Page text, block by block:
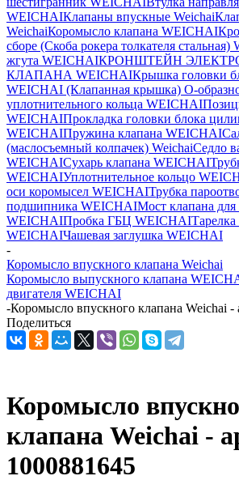
WEICHAIКлапаны впускные Weichai
WeichaiКоромысло клапана WEICHAI
сборе (Скоба рокера толкателя стальная)
жгута WEICHAIКРОНШТЕЙН
КЛАПАНА WEICHAIКрышка головки
WEICHAI (Клапанная крышка) О-
уплотнительного кольца WEICHAI
WEICHAIПрокладка головки блока
WEICHAIПружина клапана WEICHAI
(маслосъемный колпачек) WeichaiСедло
WEICHAIСухарь клапана WEICHAI
WEICHAIУплотнительное кольцо
оси коромысел WEICHAIТрубка
подшипника WEICHAIМост клапана
WEICHAIПробка ГБЦ WEICHAI
WEICHAIЧашевая заглушка WEICHAI
-
Коромысло впускного клапана Weichai
Коромысло выпускного клапана
двигателя WEICHAI
-Коромысло впускного клапана Weichai -
Поделиться
Коромысло
клапана Weichai -
1000881645